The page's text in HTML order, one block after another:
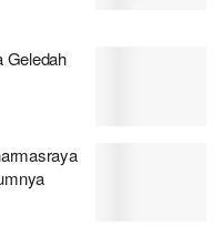
Geledah